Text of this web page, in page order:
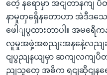
တေဲ့ နရောမှာ အငျတာနကျ
နာမှုတှရှေိနတောဟာ အဲဒီဒ
ဖေါျပွထားတာပါ။ အမရေိ
လူမှုအဖှဲ့အစညျးအနနေဲ့လညျ
ငျပွညျနယျမှာ ဆကျလကျပိ
ညျသူတှေ အဓိက ရငျဆိုငျန